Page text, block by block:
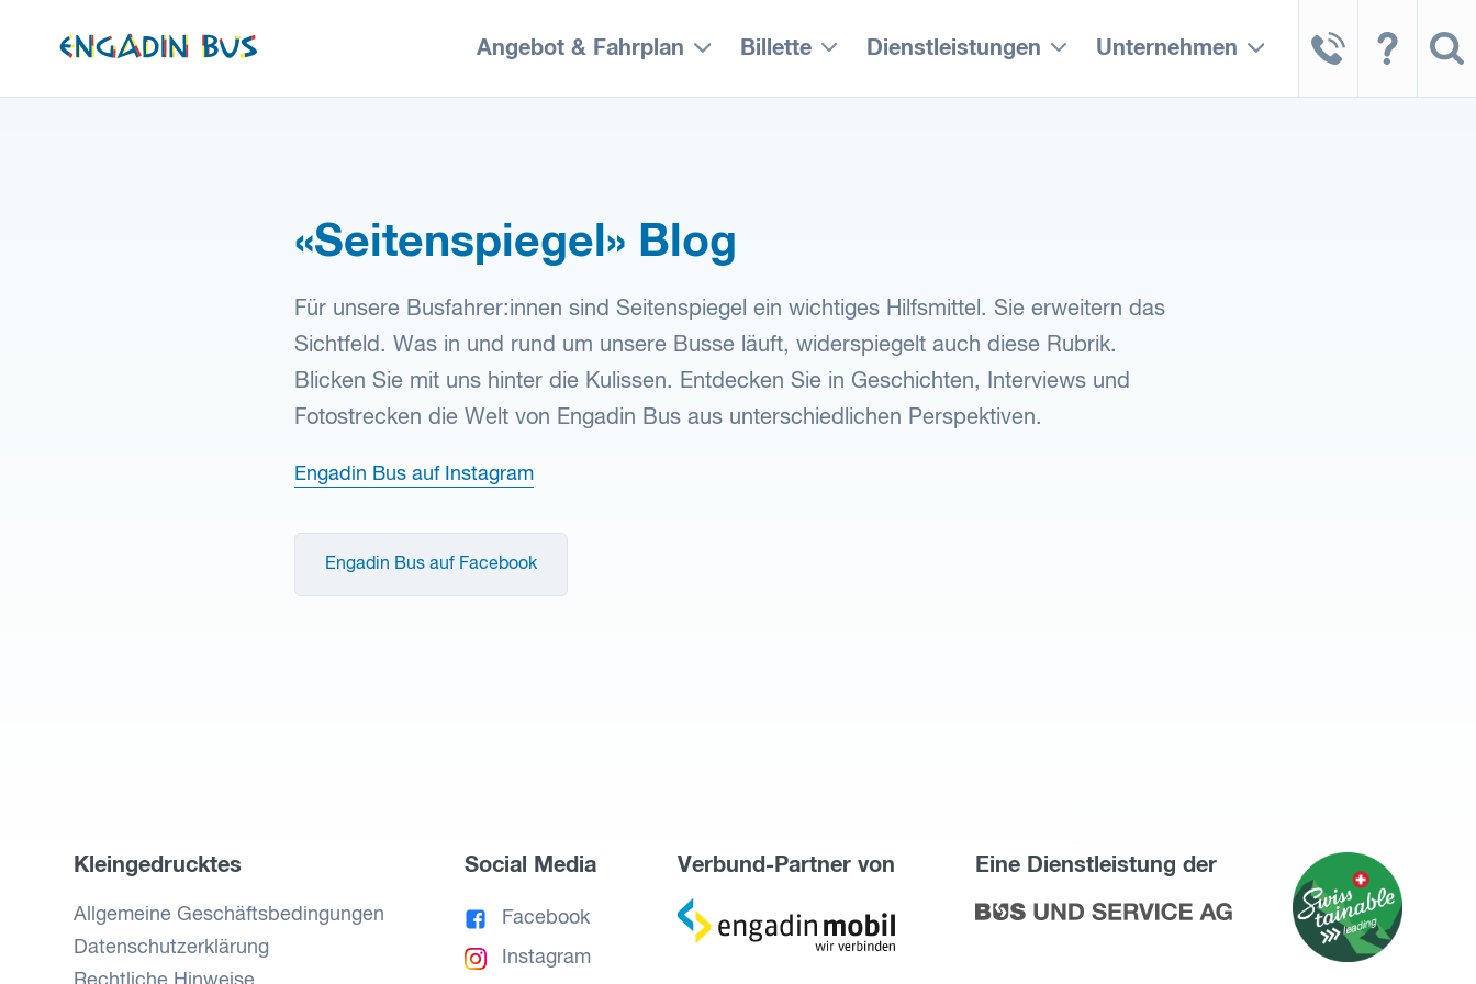
zur
Startseite
Angebot & Fahrplan Billette Dienstleistungen Unternehmen
«Seitenspiegel» Blog
Für unsere Busfahrer:innen sind Seitenspiegel ein wichtiges Hilfsmittel. Sie erweitern das
Sichtfeld. Was in und rund um unsere Busse läuft, widerspiegelt auch diese Rubrik.
Blicken Sie mit uns hinter die Kulissen. Entdecken Sie in Geschichten, Interviews und
Fotostrecken die Welt von Engadin Bus aus unterschiedlichen Perspektiven.
Engadin Bus auf Instagram
Engadin Bus auf Facebook
Kleingedrucktes
Allgemeine Geschäftsbedingungen
Datenschutzerklärung
Social Media
Facebook
Instagram
Verbund-Partner von
zu
Engadin
Eine Dienstleistung der
zu